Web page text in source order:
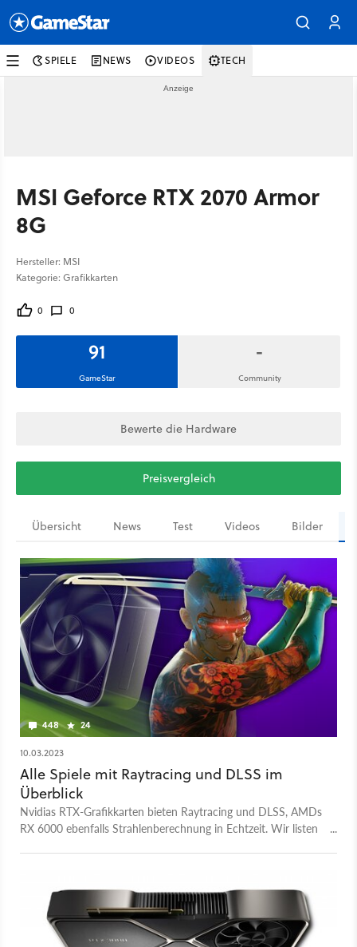
SPIELE NEWS VIDEOS TECH
MSI Geforce RTX 2070 Armor
8G
Hersteller: MSI
Kategorie: Grafikkarten
0 0
91
GameStar
-
Community
Bewerte die Hardware
Preisvergleich
Übersicht News Test Videos Bilder
448 24
10.03.2023
Alle Spiele mit Raytracing und DLSS im
Überblick
Nvidias RTX-Grafikkarten bieten Raytracing und DLSS, AMDs
RX 6000 ebenfalls Strahlenberechnung in Echtzeit. Wir listen